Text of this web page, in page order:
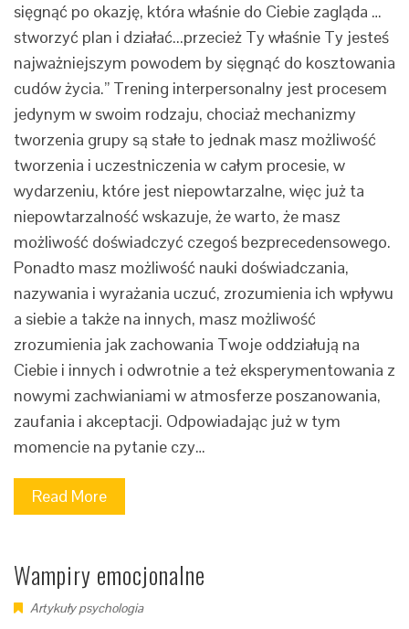
sięgnąć po okazję, która właśnie do Ciebie zagląda …
stworzyć plan i działać...przecież Ty właśnie Ty jesteś
najważniejszym powodem by sięgnąć do kosztowania
cudów życia.” Trening interpersonalny jest procesem
jedynym w swoim rodzaju, chociaż mechanizmy
tworzenia grupy są stałe to jednak masz możliwość
tworzenia i uczestniczenia w całym procesie, w
wydarzeniu, które jest niepowtarzalne, więc już ta
niepowtarzalność wskazuje, że warto, że masz
możliwość doświadczyć czegoś bezprecedensowego.
Ponadto masz możliwość nauki doświadczania,
nazywania i wyrażania uczuć, zrozumienia ich wpływu
a siebie a także na innych, masz możliwość
zrozumienia jak zachowania Twoje oddziałują na
Ciebie i innych i odwrotnie a też eksperymentowania z
nowymi zachwianiami w atmosferze poszanowania,
zaufania i akceptacji. Odpowiadając już w tym
momencie na pytanie czy…
Read More
Wampiry emocjonalne
Artykuły psychologia